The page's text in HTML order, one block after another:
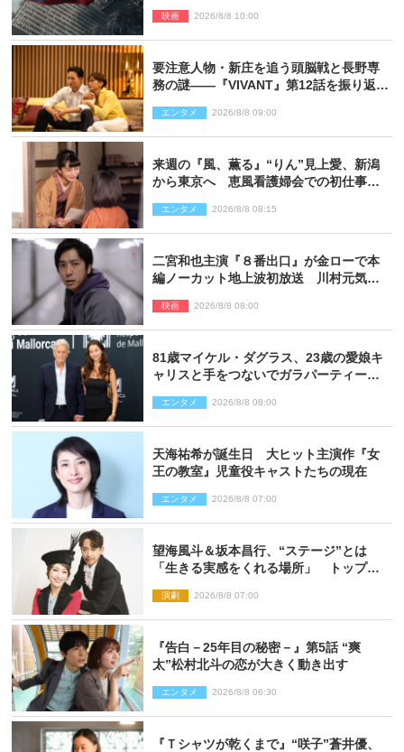
映画 2026/8/8 10:00
要注意人物・新庄を追う頭脳戦と長野専
務の謎――『VIVANT』第12話を振り返
エンタメ 2026/8/8 09:00
来週の『風、薫る』“りん”見上愛、新潟
から東京へ 恵風看護婦会での初仕事に
エンタメ 2026/8/8 08:15
二宮和也主演『８番出口』が金ローで本
編ノーカット地上波初放送 川村元気監
映画 2026/8/8 08:00
81歳マイケル・ダグラス、23歳の愛娘キ
ャリスと手をつないでガラパーティーに
エンタメ 2026/8/8 08:00
天海祐希が誕生日 大ヒット主演作『女
王の教室』児童役キャストたちの現在
エンタメ 2026/8/8 07:00
望海風斗＆坂本昌行、“ステージ”とは
「生きる実感をくれる場所」 トップを
演劇 2026/8/8 07:00
『告白－25年目の秘密－』第5話 “爽
太”松村北斗の恋が大きく動き出す
エンタメ 2026/8/8 06:30
『Ｔシャツが乾くまで』“咲子”蒼井優、